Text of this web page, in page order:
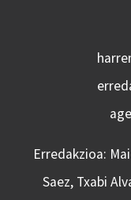
Erredakzioa:
Saez, Txabi